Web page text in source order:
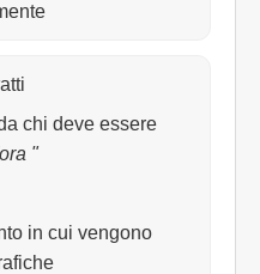
chi deve essere
"
in cui vengono